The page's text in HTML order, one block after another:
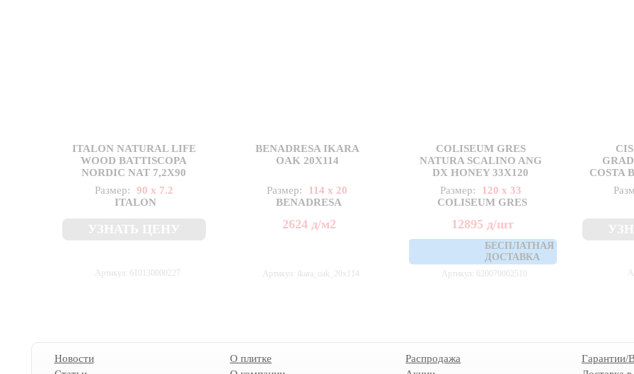
ITALON NATURAL LIFE
WOOD BATTISCOPA
NORDIC NAT 7,2X90
Размер:
90 x 7.2
ITALON
Артикул: 610130000227
BENADRESA IKARA
OAK 20X114
Размер:
114 x 20
BENADRESA
2624 д/м2
Артикул: ikara_oak_20x114
COLISEUM GRES
NATURA SCALINO ANG
DX HONEY 33X120
Размер:
120 x 33
COLISEUM GRES
12895 д/шт
БЕСПЛАТНАЯ
ДОСТАВКА
Артикул: 620070002510
COSTA
Новости
О плитке
Распродажа
Гарантии/